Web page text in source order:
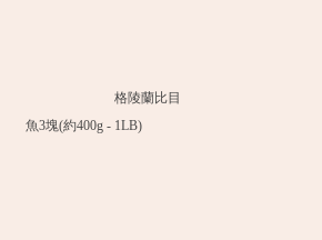
格陵蘭比目
魚3塊(約400g - 1LB)